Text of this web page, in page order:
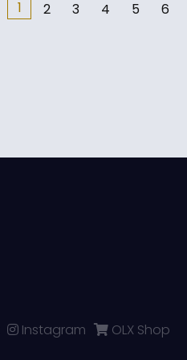
1 2 3 4 5 6
Instagram
OLX Shop